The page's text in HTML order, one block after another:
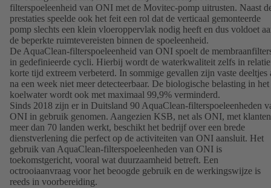
filterspoeleenheid van ONI met de Movitec-pomp uitrusten. Naast
prestaties speelde ook het feit een rol dat de verticaal gemonteerde
pomp slechts een klein vloeroppervlak nodig heeft en dus voldoet
de beperkte ruimtevereisten binnen de spoeleenheid.
De AquaClean-filterspoeleenheid van ONI spoelt de
in gedefinieerde cycli. Hierbij wordt de waterkwaliteit zelfs in
korte tijd extreem verbeterd. In sommige gevallen zijn vaste deeltjes
na een week niet meer detecteerbaar. De biologische belasting in het
koelwater wordt ook met maximaal 99,9% verminderd.
Sinds 2018 zijn er in Duitsland 90 AquaClean-filterspoeleenheden
ONI in gebruik genomen. Aangezien KSB, net als ONI, met
meer dan 70 landen werkt, beschikt het bedrijf over een brede
dienstverlening die perfect op de activiteiten van ONI aansluit. Het
gebruik van AquaClean-filterspoeleenheden van ONI is
toekomstgericht, vooral wat duurzaamheid betreft. Een
octrooiaanvraag voor het beoogde gebruik en de werkingswijze is
reeds in voorbereiding.